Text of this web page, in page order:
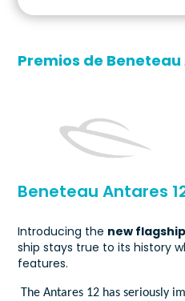
Premios de Beneteau
Beneteau Antares
Introducing the new
ship stays true to its history
features.
The Antares 12 has seriously